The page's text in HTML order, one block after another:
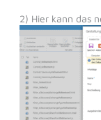
2) Hier kann das